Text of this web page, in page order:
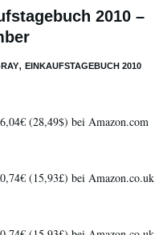
2010 –
, EINKAUFSTAGEBUCH 2010
(28,49$) bei Amazon.com
(15,93£) bei Amazon.co.uk